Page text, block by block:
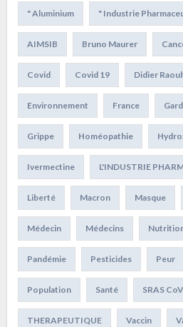
" Aluminium " Industrie
AIMSIB Bruno Maurer
Covid Covid 19 Didier
Environnement France
Grippe Homéopathie
Ivermectine L'INDUSTRIE
Liberté Macron Masque
Médecin Médecins
Pandémie Pesticides Peur
Population Santé SRAS
THERAPEUTIQUE Vaccin